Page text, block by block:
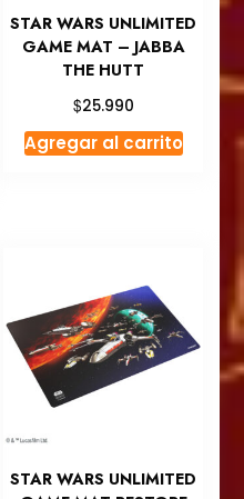
STAR WARS UNLIMITED
GAME MAT – JABBA
THE HUTT
$25.990
Agregar al carrito
STAR WARS UNLIMITED